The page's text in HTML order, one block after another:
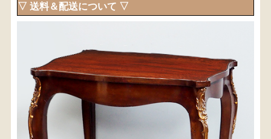
▽ 送料＆配送について ▽
〈送料について〉
・商品代金に送料は含まれておりません。
・送料は、商品のサイズ・発送先地域によって異なり
ます。
・ご購入手続きを進める途中で「宅急便」を選択いた
だくと、自動的に送料が加算されます。
・配送についての詳細は、